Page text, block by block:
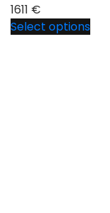
1611 €
Select options